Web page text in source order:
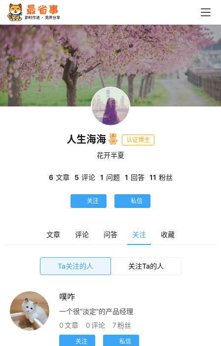
专
题
人生海海 认证博主
花开半夏
6 文章 5 评论 1 问题 1 回答 11 粉丝
关注 私信
文章 评论 问答 关注 收藏
Ta关注的人 关注Ta的人
噗咋
一个很“淡定”的产品经理
0文章 0评论 7粉丝
关注 私信